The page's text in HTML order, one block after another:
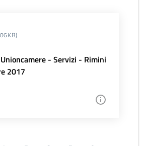
- Servizi - Rimini
2017